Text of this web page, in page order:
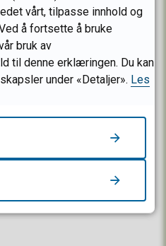
melding
EHF: 916 882 807
oss
vårt, tilpasse innhold og
å fortsette å bruke
bruk av
til denne erklæringen. Du kan
under «Detaljer». Les